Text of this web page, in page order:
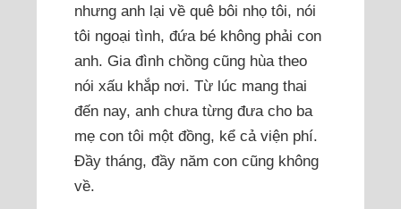
nhưng anh lại về quê bôi nhọ tôi, nói
tôi ngoại tình, đứa bé không phải con
anh. Gia đình chồng cũng hùa theo
nói xấu khắp nơi. Từ lúc mang thai
đến nay, anh chưa từng đưa cho ba
mẹ con tôi một đồng, kể cả viện phí.
Đầy tháng, đầy năm con cũng không
về.